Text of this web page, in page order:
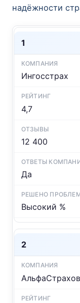
надёжности
1
Ингосстрах
4,7
12 400
Да
Высокий %
2